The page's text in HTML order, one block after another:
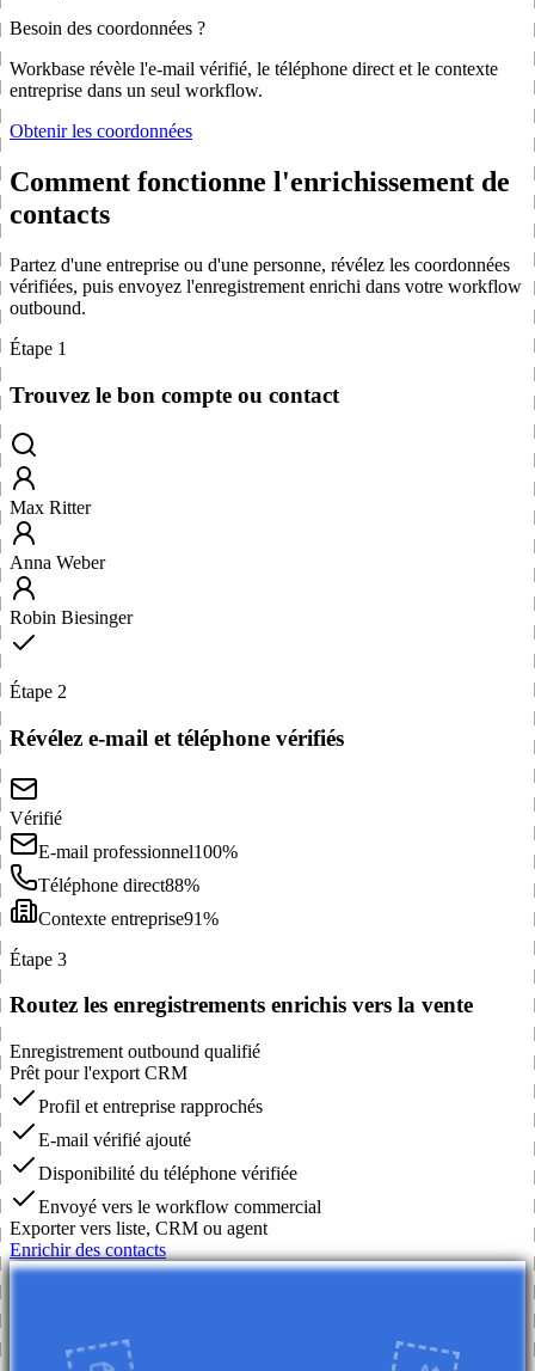
Besoin des coordonnées ?
Workbase révèle l'e-mail vérifié, le téléphone direct et le contexte
entreprise dans un seul workflow.
Obtenir les coordonnées
Comment fonctionne l'enrichissement de
contacts
Partez d'une entreprise ou d'une personne, révélez les coordonnées
vérifiées, puis envoyez l'enregistrement enrichi dans votre workflow
outbound.
Étape 1
Trouvez le bon compte ou contact
Max Ritter
Anna Weber
Robin Biesinger
Étape 2
Révélez e-mail et téléphone vérifiés
Vérifié
E-mail professionnel100%
Téléphone direct88%
Contexte entreprise91%
Étape 3
Routez les enregistrements enrichis vers la vente
Enregistrement outbound qualifié
Prêt pour l'export CRM
Profil et entreprise rapprochés
E-mail vérifié ajouté
Disponibilité du téléphone vérifiée
Envoyé vers le workflow commercial
Exporter vers liste, CRM ou agent
Enrichir des contacts